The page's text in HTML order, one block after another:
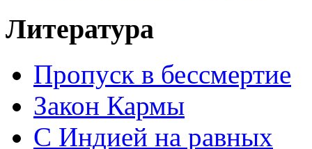
Литература
Пропуск в бессмертие
Закон Кармы
С Индией на равных